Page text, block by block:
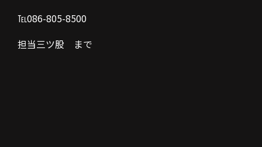
℡086-805-8500
担当三ツ股 まで